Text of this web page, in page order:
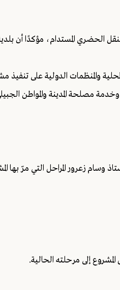
الحضري المستدام، مؤكدًا أن
والمنظمات الدولية على تنفيذ
مصلحة المدينة والمواطن
إلى مرحلته الحالية.